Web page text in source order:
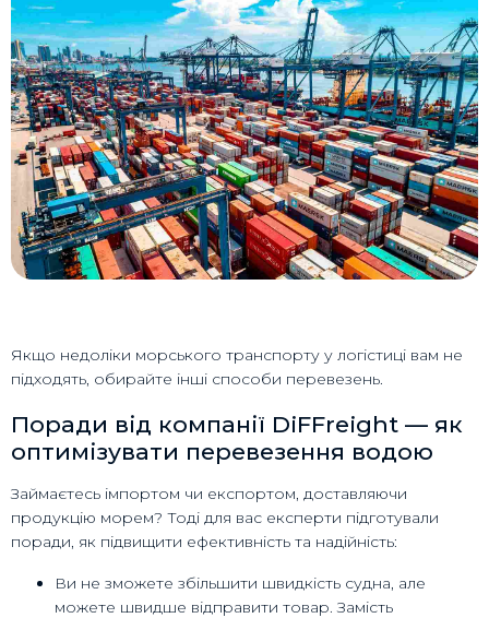
Якщо недоліки морського транспорту у логістиці вам не
підходять, обирайте інші способи перевезень.
Поради від компанії DiFFreight — як
оптимізувати перевезення водою
Займаєтесь імпортом чи експортом, доставляючи
продукцію морем? Тоді для вас експерти підготували
поради, як підвищити ефективність та надійність:
Ви не зможете збільшити швидкість судна, але
можете швидше відправити товар. Замість